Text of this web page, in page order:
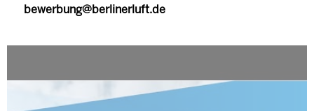
bewerbung@berlinerluft.de